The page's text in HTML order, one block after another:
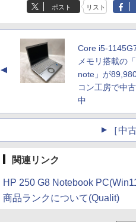
ポスト リスト
▲
Core i5-
メモリ搭載の
note」が
コン工房で中
中
［中
関連リンク
HP 250 G8 Notebook
商品ランクについて(Qualit)